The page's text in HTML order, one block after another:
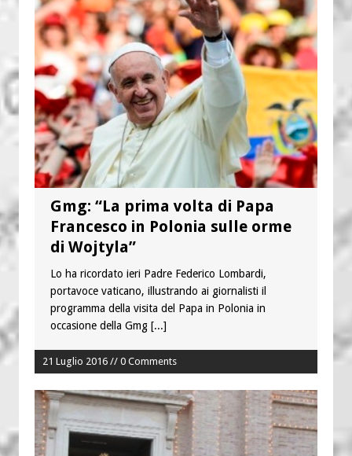
Gmg: “La prima volta di Papa
Francesco in Polonia sulle orme
di Wojtyla”
Lo ha ricordato ieri Padre Federico Lombardi,
portavoce vaticano, illustrando ai giornalisti il
programma della visita del Papa in Polonia in
occasione della Gmg [...]
21 Luglio 2016 // 0 Comments